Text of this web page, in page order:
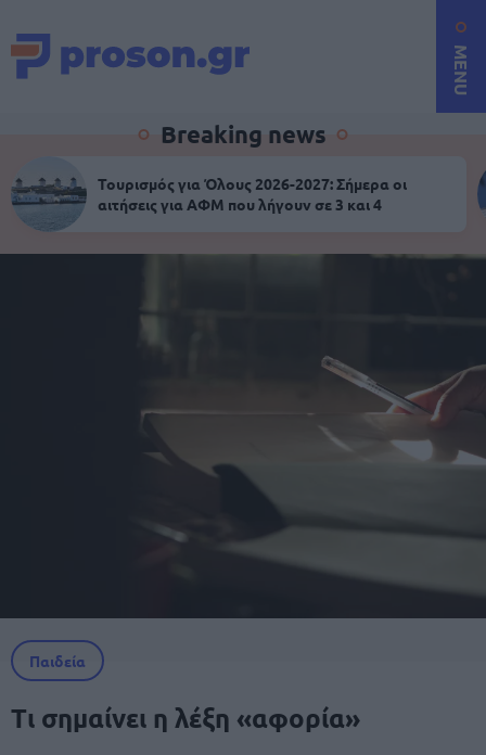
MENU
Breaking news
Τουρισμός για Όλους 2026-2027: Σήμερα οι
αιτήσεις για ΑΦΜ που λήγουν σε 3 και 4
Παιδεία
Τι σημαίνει η λέξη «αφορία»